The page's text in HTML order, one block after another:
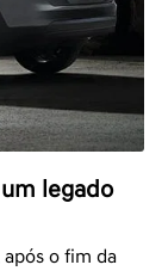
legado
o fim da